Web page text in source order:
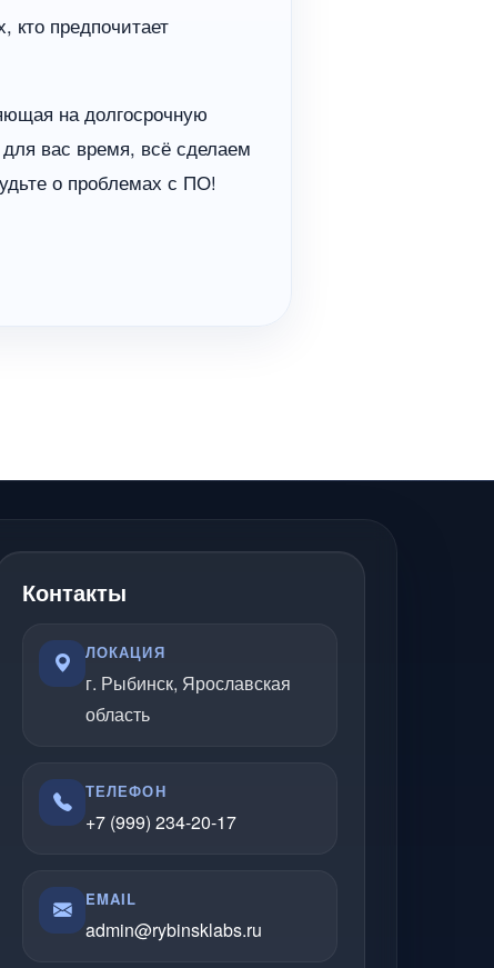
кто предпочитает
на долгосрочную
вас время, всё сделаем
о проблемах с ПО!
Контакты
ЛОКАЦИЯ
г. Рыбинск, Ярославская
область
ТЕЛЕФОН
+7 (999) 234-20-17
EMAIL
admin@rybinsklabs.ru